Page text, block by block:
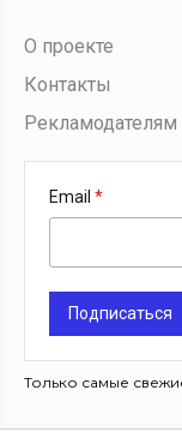
О проекте
Контакты
Рекламодателям
Email
Подписаться
Только самые